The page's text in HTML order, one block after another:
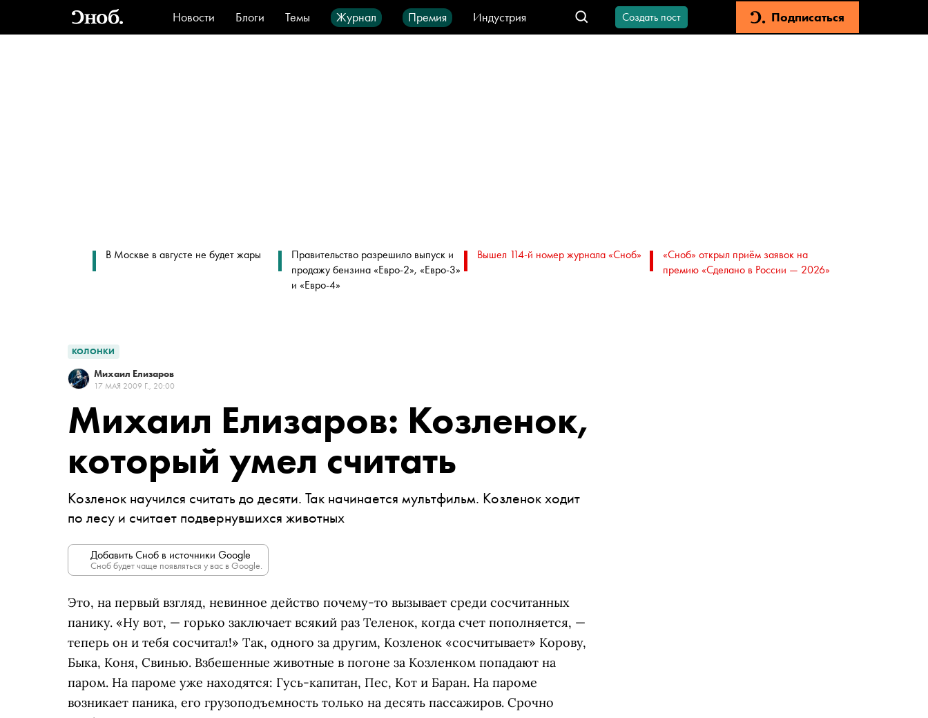
Новости Блоги Темы Журнал Премия
Индустрия
Стиль
Видео Город IT-продукты
Создать пост Подписаться
В Москве в августе не будет жары
Правительство разрешило выпуск и
продажу бензина «Евро-2», «Евро-3»
и «Евро-4»
Вышел 114-й номер журнала «Сноб»
«Сноб» открыл приём заявок на
премию «Сделано в России — 2026»
КОЛОНКИ
Михаил Елизаров
17 МАЯ 2009 Г., 20:00
Михаил Елизаров: Козленок,
который умел считать
Козленок научился считать до десяти. Так начинается мультфильм. Козленок ходит
по лесу и считает подвернувшихся животных
Добавить Сноб в источники Google
Сноб будет чаще появляться у вас в Google.
Это, на первый взгляд, невинное действо почему-то вызывает среди сосчитанных
панику. «Ну вот, — горько заключает всякий раз Теленок, когда счет пополняется, —
теперь он и тебя сосчитал!» Так, одного за другим, Козленок «сосчитывает» Корову,
Быка, Коня, Свинью. Взбешенные животные в погоне за Козленком попадают на
паром. На пароме уже находятся: Гусь-капитан, Пес, Кот и Баран. На пароме
возникает паника, его грузоподъемность только на десять пассажиров. Срочно